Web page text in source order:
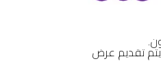
وسوف يتم تقديم عرض